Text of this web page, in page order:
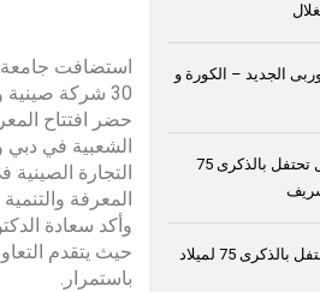
استضافت جامعة
30 شركة صينية ومحلية وحضور أكثر من 300 من الطلبة والخريجين الصينيين.
حضر افتتاح
الشعبية في دبي
التجارة
المعرفة
وأكد سعادة
حيث يتقدم
باستمرار.
الجديد – الكورة و
جوجل تحتفل بالذكرى 75
جوجل تحتفل بالذكرى 75 لميلاد